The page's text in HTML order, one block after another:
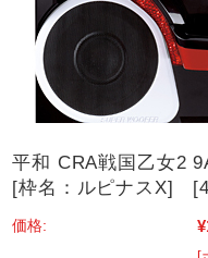
平和 CRA戦国乙女2
[枠名：ルピナスX]
価格: